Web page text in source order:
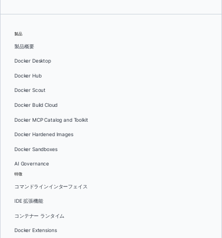
製品
製品概要
Docker Desktop
Docker Hub
Docker Scout
Docker Build Cloud
Docker MCP Catalog and Toolkit
Docker Hardened Images
Docker Sandboxes
AI Governance
特徴
コマンドラインインターフェイス
IDE 拡張機能
コンテナー ランタイム
Docker Extensions